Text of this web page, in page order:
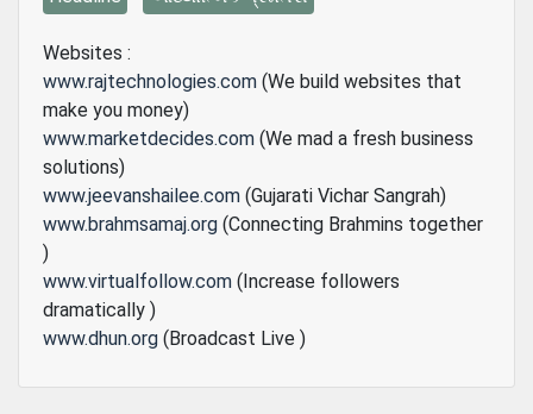
Websites :
www.rajtechnologies.com (We build websites that
make you money)
www.marketdecides.com (We mad a fresh business
solutions)
www.jeevanshailee.com (Gujarati Vichar Sangrah)
www.brahmsamaj.org (Connecting Brahmins together
)
www.virtualfollow.com (Increase followers
dramatically )
www.dhun.org (Broadcast Live )